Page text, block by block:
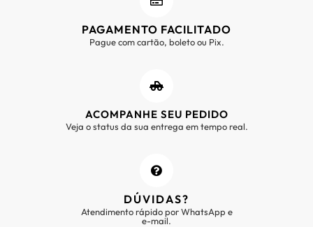
PAGAMENTO FACILITADO
Pague com cartão, boleto ou Pix.
ACOMPANHE SEU PEDIDO
Veja o status da sua entrega em tempo real.
DÚVIDAS?
Atendimento rápido por WhatsApp e
e-mail.